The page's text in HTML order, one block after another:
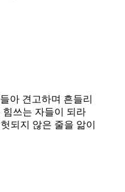
아 견고하며 흔들리
힘쓰는 자들이 되라
되지 않은 줄을 앎이